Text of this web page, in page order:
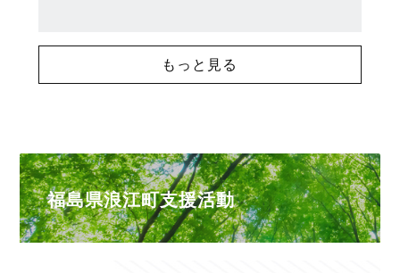
もっと見る
福島県浪江町支援活動